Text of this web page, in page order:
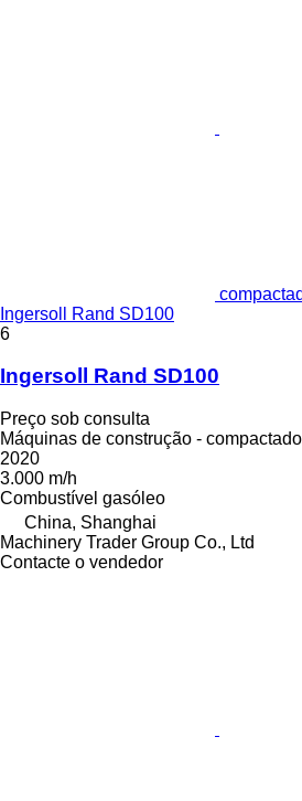
Ingersoll Rand SD100
6
Ingersoll Rand SD100
Preço sob consulta
Máquinas de construção -
2020
3.000 m/h
Combustível gasóleo
China, Shanghai
Machinery Trader Group Co., Ltd
Contacte o vendedor